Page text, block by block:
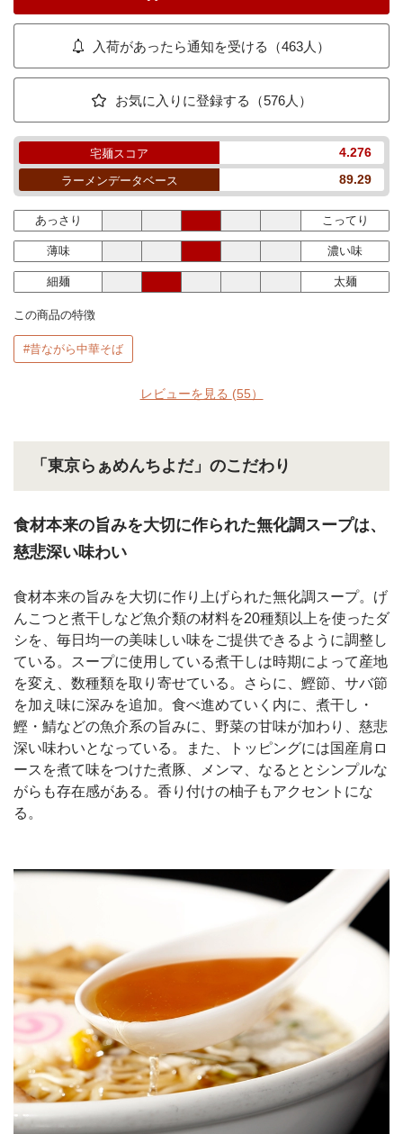
入荷があったら通知を受ける（463人）
お気に入りに登録する（576人）
宅麺スコア 4.276
ラーメンデータベース 89.29
あっさり こってり
薄味 濃い味
細麺 太麺
この商品の特徴
#昔ながら中華そば
レビューを見る (55）
「東京らぁめんちよだ」のこだわり
食材本来の旨みを大切に作られた無化調スープは、
慈悲深い味わい
食材本来の旨みを大切に作り上げられた無化調スープ。げ
んこつと煮干しなど魚介類の材料を20種類以上を使ったダ
シを、毎日均一の美味しい味をご提供できるように調整し
ている。スープに使用している煮干しは時期によって産地
を変え、数種類を取り寄せている。さらに、鰹節、サバ節
を加え味に深みを追加。食べ進めていく内に、煮干し・
鰹・鯖などの魚介系の旨みに、野菜の甘味が加わり、慈悲
深い味わいとなっている。また、トッピングには国産肩ロ
ースを煮て味をつけた煮豚、メンマ、なるととシンプルな
がらも存在感がある。香り付けの柚子もアクセントにな
る。